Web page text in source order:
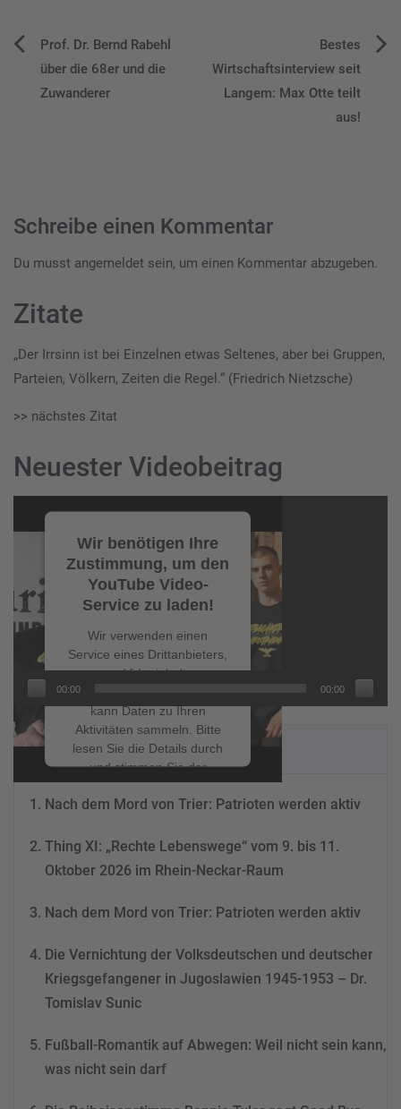
Beitragsnavigation
Prof. Dr. Bernd Rabehl
über die 68er und die
Zuwanderer
Bestes
Wirtschaftsinterview seit
Langem: Max Otte teilt
aus!
Schreibe einen Kommentar
Du musst angemeldet sein, um einen Kommentar abzugeben.
Zitate
„Der Irrsinn ist bei Einzelnen etwas Seltenes, aber bei Gruppen,
Parteien, Völkern, Zeiten die Regel.“ (Friedrich Nietzsche)
>> nächstes Zitat
Neuester Videobeitrag
Player
Wir benötigen Ihre
Zustimmung, um den
YouTube Video-
Service zu laden!
Wir verwenden einen
Service eines Drittanbieters,
um Videoinhalte
einzubetten. Dieser Service
kann Daten zu Ihren
Aktivitäten sammeln. Bitte
lesen Sie die Details durch
und stimmen Sie der
Nutzung des Service zu, um
dieses Video anzusehen.
Mehr Informationen
Consent Management
&
00:00 00:00
NEUESTE BEITRÄGE
Nach dem Mord von Trier: Patrioten werden aktiv
Thing XI: „Rechte Lebenswege“ vom 9. bis 11.
Oktober 2026 im Rhein-Neckar-Raum
Nach dem Mord von Trier: Patrioten werden aktiv
Die Vernichtung der Volksdeutschen und deutscher
Kriegsgefangener in Jugoslawien 1945-1953 – Dr.
Tomislav Sunic
Fußball-Romantik auf Abwegen: Weil nicht sein kann,
was nicht sein darf